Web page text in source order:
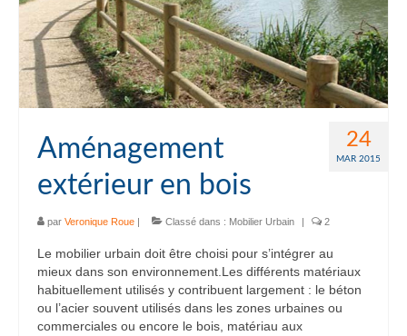
24
MAR 2015
Aménagement
extérieur en bois
par Veronique Roue | Classé dans : Mobilier Urbain | 2
Le mobilier urbain doit être choisi pour s’intégrer au
mieux dans son environnement.Les différents matériaux
habituellement utilisés y contribuent largement : le béton
ou l’acier souvent utilisés dans les zones urbaines ou
commerciales ou encore le bois, matériau aux